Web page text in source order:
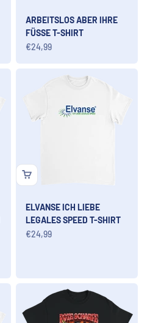
ARBEITSLOS ABER IHRE
FÜSSE T-SHIRT
Angebot
€24,99
ELVANSE ICH LIEBE
LEGALES SPEED T-SHIRT
Angebot
€24,99